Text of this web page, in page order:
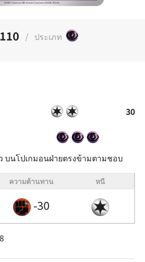
110 / ประเภท
30
บนโปเกมอนฝ่ายตรงข้ามตามชอบ
ความต้านทาน หนี
-30